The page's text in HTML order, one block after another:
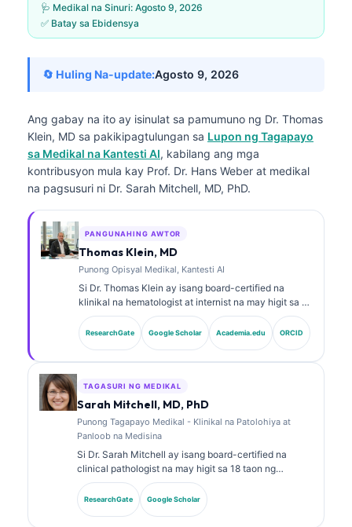
🩺 Medikal na Sinuri: Agosto 9, 2026
✅ Batay sa Ebidensya
🔄 Huling Na-update:Agosto 9, 2026
Ang gabay na ito ay isinulat sa pamumuno ng Dr. Thomas
Klein, MD sa pakikipagtulungan sa Lupon ng Tagapayo
sa Medikal na Kantesti AI, kabilang ang mga
kontribusyon mula kay Prof. Dr. Hans Weber at medikal
na pagsusuri ni Dr. Sarah Mitchell, MD, PhD.
PANGUNAHING AWTOR
Thomas Klein, MD
Punong Opisyal Medikal, Kantesti AI
Si Dr. Thomas Klein ay isang board-certified na
klinikal na hematologist at internist na may higit sa 15
taon ng karanasan sa laboratoryong medisina at
pagsusuring klinikal na tinulungan ng AI. Bilang Chief
Medical Officer sa Kantesti AI, nagbibigay siya ng
malawakan nang naglathala sa interpretasyon ng
biomarker at mga diagnostic sa laboratoryo hinggil sa
ResearchGate Google Scholar Academia.edu ORCID
TAGASURI NG MEDIKAL
Sarah Mitchell, MD, PhD
Punong Tagapayo Medikal - Klinikal na Patolohiya at
Panloob na Medisina
Si Dr. Sarah Mitchell ay isang board-certified na
clinical pathologist na may higit sa 18 taon ng
karanasan sa laboratory medicine at diagnostic
analysis. May hawak siyang mga specialty
certification sa clinical chemistry at malawakan nang
ResearchGate Google Scholar